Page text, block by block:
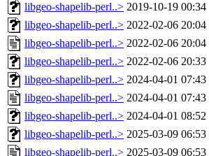
libgeo-shapelib-perl..> 2019-10-19 00:34
libgeo-shapelib-perl..> 2022-02-06 20:04
libgeo-shapelib-perl..> 2022-02-06 20:04
libgeo-shapelib-perl..> 2022-02-06 20:33
libgeo-shapelib-perl..> 2024-04-01 07:43
libgeo-shapelib-perl..> 2024-04-01 07:43
libgeo-shapelib-perl..> 2024-04-01 08:52
libgeo-shapelib-perl..> 2025-03-09 06:53
libgeo-shapelib-perl..> 2025-03-09 06:53